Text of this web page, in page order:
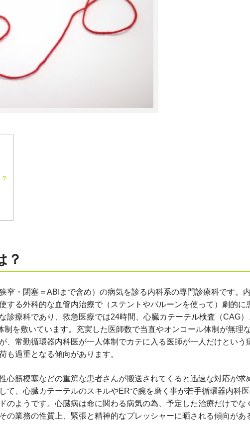
？
窄・閉塞＝ABIまで含め）の病気を診る内科系の専門診療科です。内
する外科的な血管内治療で（ステントやバルーンを使って）劇的に
診療科であり、救急医療では24時間、心臓カテーテル検査（CAG）
を敷いています。充実した医師数で当直やオンコール体制が無理
、常勤循環器内科医が一人体制でカテに入る医師が一人だけという
も過重となる傾向があります。
心筋梗塞などの重篤な患者さんが搬送されてくると迅速な対応が求
て、心臓カテーテルのスキルやERで腕を磨く事が若手循環器内科
のようです。心臓病は命に関わる病気の為、予定した治療だけでな
の業務の性質上、緊張と精神的なプレッシャーに晒される傾向があ